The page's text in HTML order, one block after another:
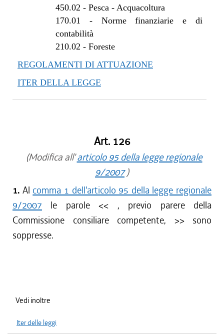
450.02 - Pesca - Acquacoltura
170.01 - Norme finanziarie e di
contabilità
210.02 - Foreste
REGOLAMENTI DI ATTUAZIONE
ITER DELLA LEGGE
Art. 126
(Modifica all'articolo 95 della legge regionale
9/2007)
1. Al comma 1 dell'articolo 95 della legge regionale
9/2007 le parole << , previo parere della
Commissione consiliare competente, >> sono
soppresse.
Vedi inoltre
Iter delle leggi